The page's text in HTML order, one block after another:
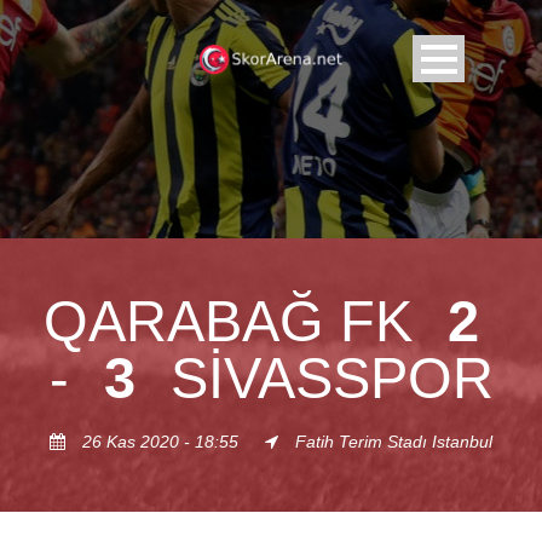
QARABAĞ FK 2
- 3 SIVASSPOR
26 Kas 2020 - 18:55 Fatih Terim Stadı Istanbul